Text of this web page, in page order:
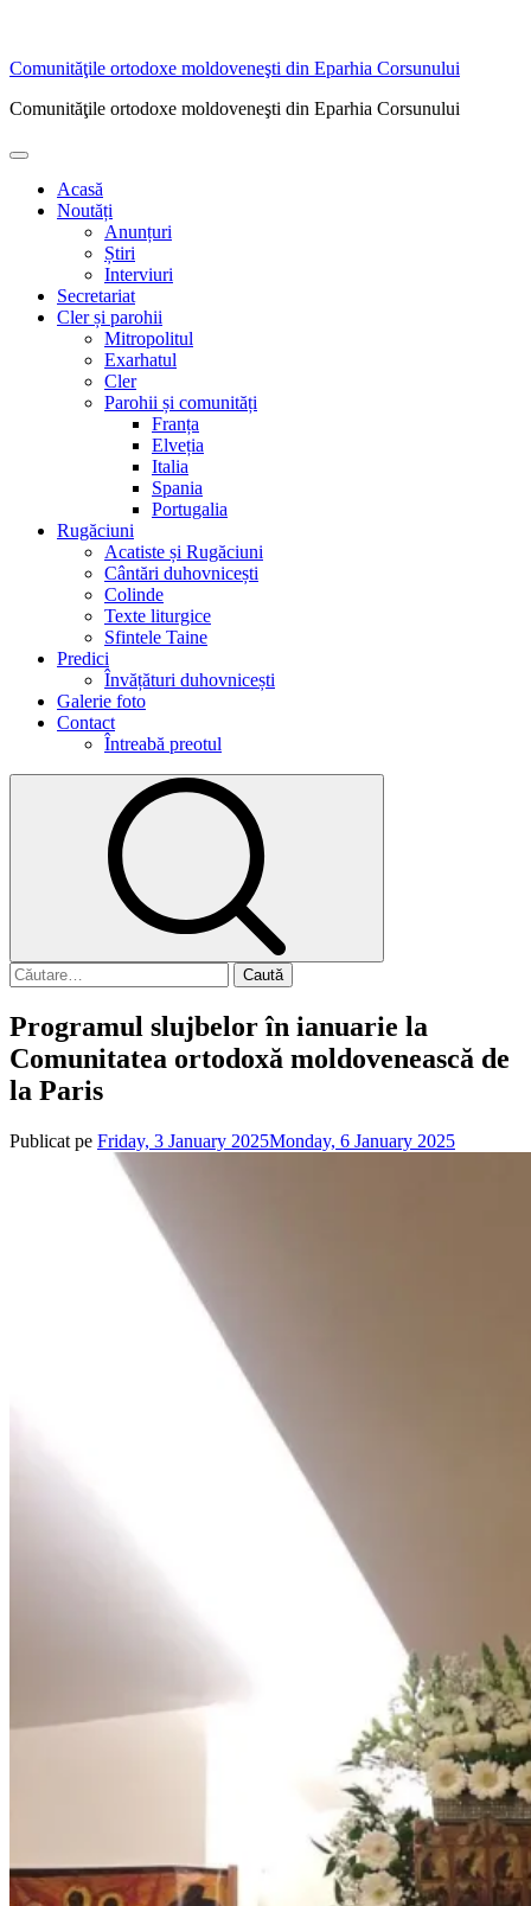
Sari
conținut
Comunităţile ortodoxe moldoveneşti din Eparhia Corsunului
Comunităţile ortodoxe moldoveneşti din Eparhia Corsunului
Meniu
principalAcasă
Noutăți
Anunțuri
Știri
Interviuri
Secretariat
Cler și parohii
Mitropolitul
Exarhatul
Cler
Parohii și comunități
Franța
Elveția
Italia
Spania
Portugalia
Rugăciuni
Acatiste și Rugăciuni
Cântări duhovnicești
Colinde
Texte liturgice
Sfintele Taine
Predici
Învățături duhovnicești
Galerie foto
Contact
Întreabă preotul
Caută
după:
Programul slujbelor în ianuarie la
Comunitatea ortodoxă moldovenească de
la Paris
Publicat pe Friday, 3 January 2025Monday, 6 January 2025